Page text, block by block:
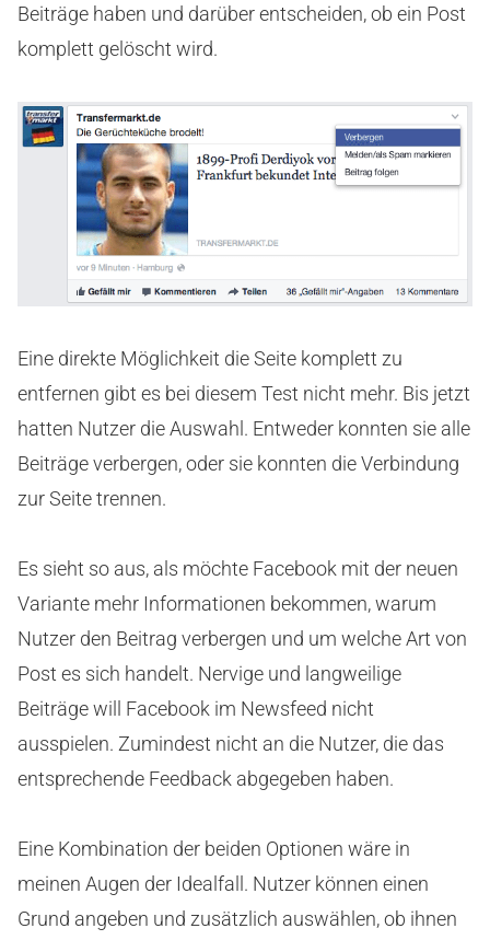
Beiträge haben und darüber entscheiden, ob ein Post
komplett gelöscht wird.
Eine direkte Möglichkeit die Seite komplett zu
entfernen gibt es bei diesem Test nicht mehr. Bis jetzt
hatten Nutzer die Auswahl. Entweder konnten sie alle
Beiträge verbergen, oder sie konnten die Verbindung
zur Seite trennen.
Es sieht so aus, als möchte Facebook mit der neuen
Variante mehr Informationen bekommen, warum
Nutzer den Beitrag verbergen und um welche Art von
Post es sich handelt. Nervige und langweilige
Beiträge will Facebook im Newsfeed nicht
ausspielen. Zumindest nicht an die Nutzer, die das
entsprechende Feedback abgegeben haben.
Eine Kombination der beiden Optionen wäre in
meinen Augen der Idealfall. Nutzer können einen
Grund angeben und zusätzlich auswählen, ob ihnen